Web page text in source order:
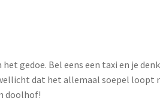
gedoe. Bel eens een taxi en je
dat het allemaal soepel loopt
doolhof!